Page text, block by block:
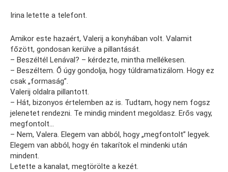
Irina letette a telefont.
Amikor este hazaért, Valerij a konyhában volt. Valamit
főzött, gondosan kerülve a pillantását.
– Beszéltél Lenával? – kérdezte, mintha mellékesen.
– Beszéltem. Ő úgy gondolja, hogy túldramatizálom. Hogy ez
csak „formaság”.
Valerij oldalra pillantott.
– Hát, bizonyos értelemben az is. Tudtam, hogy nem fogsz
jelenetet rendezni. Te mindig mindent megoldasz. Erős vagy,
megfontolt…
– Nem, Valera. Elegem van abból, hogy „megfontolt” legyek.
Elegem van abból, hogy én takarítok el mindenki után
mindent.
Letette a kanalat, megtörölte a kezét.